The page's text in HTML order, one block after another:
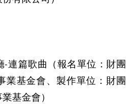
-連篇歌曲（報名單位：財團
業基金會、製作單位：財團
基金會）